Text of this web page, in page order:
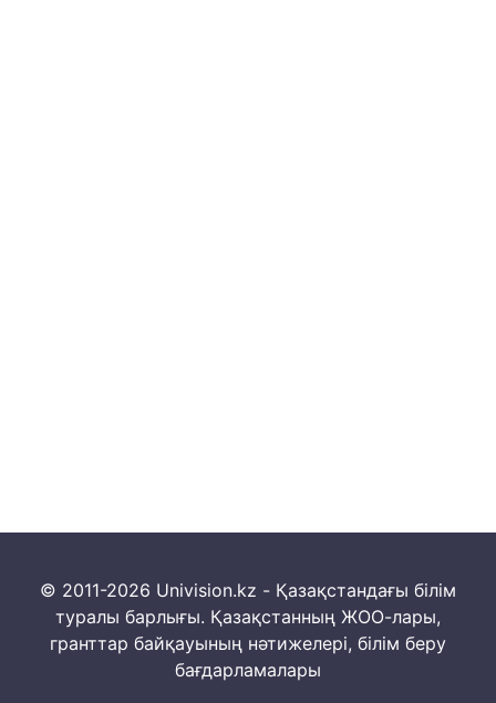
© 2011-2026 Univision.kz - Қазақстандағы білім
туралы барлығы. Қазақстанның ЖОО-лары,
гранттар байқауының нәтижелері, білім беру
бағдарламалары